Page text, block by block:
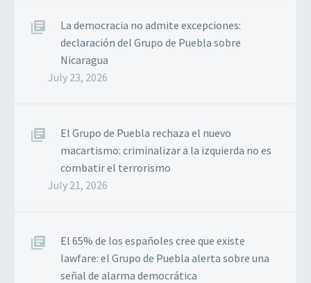
La democracia no admite excepciones:
declaración del Grupo de Puebla sobre
Nicaragua
July 23, 2026
El Grupo de Puebla rechaza el nuevo
macartismo: criminalizar a la izquierda no es
combatir el terrorismo
July 21, 2026
El 65% de los españoles cree que existe
lawfare: el Grupo de Puebla alerta sobre una
señal de alarma democrática